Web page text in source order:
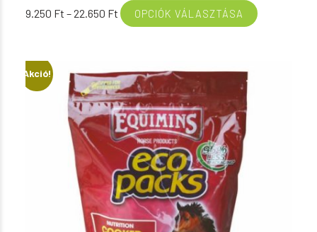
9.250 Ft – 22.650 Ft Ártartomány:
9.250 Ft
OPCIÓK VÁLASZTÁSA
Akció!